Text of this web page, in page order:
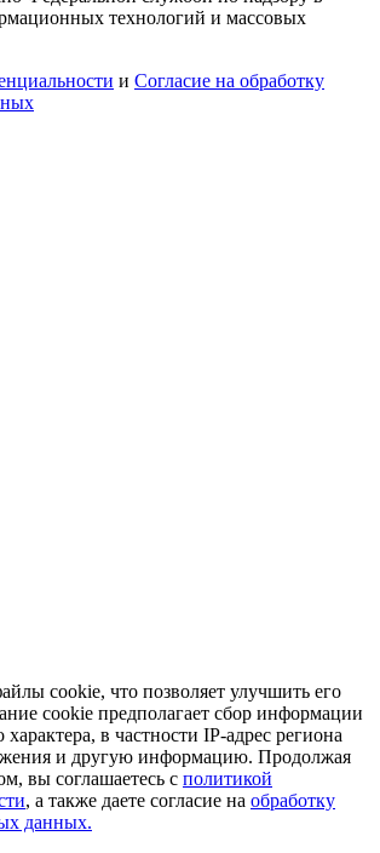
технологий и массовых
и Согласие на обработку
cookie, что позволяет улучшить его
cookie предполагает сбор информации
характера, в частности IP-адрес региона
и другую информацию. Продолжая
вы соглашаетесь с политикой
, а также даете согласие на обработку
данных.